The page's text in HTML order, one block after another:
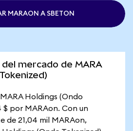
MARAON A SBETON
mercado de MARA
Holdings (Ondo
$ por MARAon. Con un
de 21,04 mil MARAon,